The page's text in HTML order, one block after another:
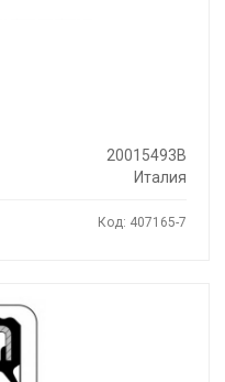
20015493B
Италия
Код: 407165-7